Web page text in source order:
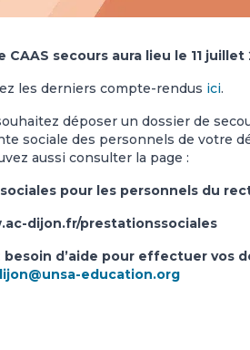
CAAS secours aura lieu le 11 juillet
les derniers compte-rendus ici.
déposer un dossier de
sociale des personnels de votre
aussi consulter la page :
pour les personnels du
dijon.fr/prestationssociales
besoin d’aide pour effectuer vos
education.org